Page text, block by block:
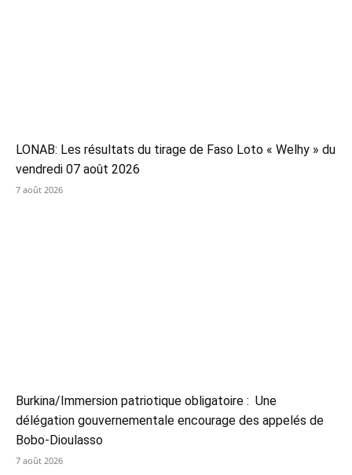
LONAB: Les résultats du tirage de Faso Loto « Welhy » du
vendredi 07 août 2026
7 août 2026
Burkina/Immersion patriotique obligatoire : Une
délégation gouvernementale encourage des appelés de
Bobo-Dioulasso
7 août 2026